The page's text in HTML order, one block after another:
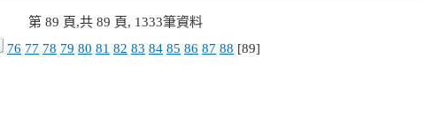
第 89 頁,共 89 頁, 1333筆資料
76 77 78 79 80 81 82 83 84 85 86 87 88 [89]